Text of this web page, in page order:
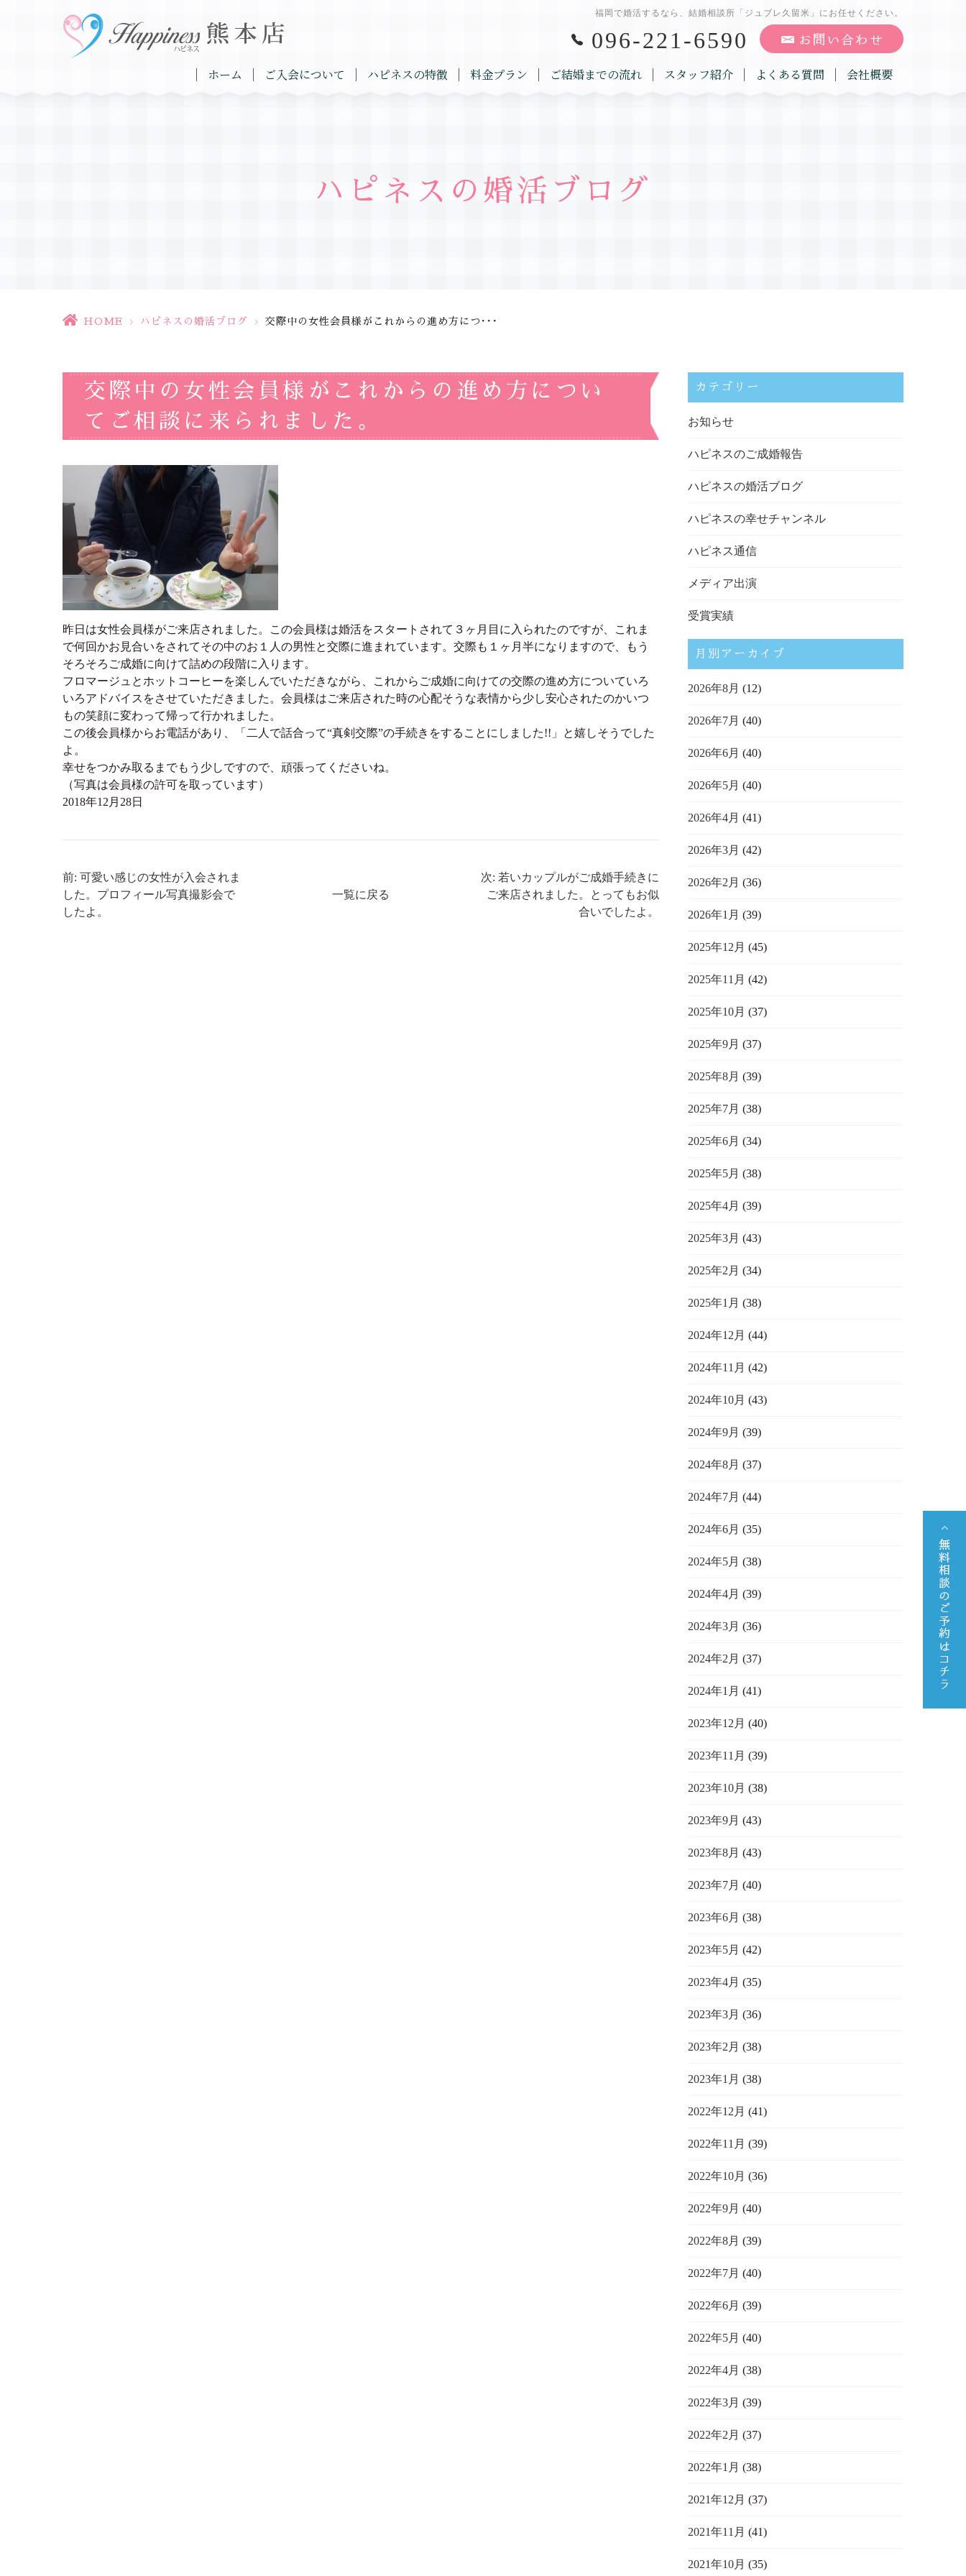
福岡で婚活するなら、結婚相談所「ジュブレ久留米」にお任せください。
096-221-6590
ホーム ご入会について ハピネスの特徴 料金プラン ご結婚までの流れ スタッフ紹介 よくある質問 会社概要
ハピネスの婚活ブログ
HOME > ハピネスの婚活ブログ > 交際中の女性会員様がこれからの進め方につ･･･
交際中の女性会員様がこれからの進め方につい
てご相談に来られました。
昨日は女性会員様がご来店されました。この会員様は婚活をスタートされて３ヶ月目に入られたのですが、これま
で何回かお見合いをされてその中のお１人の男性と交際に進まれています。交際も１ヶ月半になりますので、もう
そろそろご成婚に向けて詰めの段階に入ります。
フロマージュとホットコーヒーを楽しんでいただきながら、これからご成婚に向けての交際の進め方についていろ
いろアドバイスをさせていただきました。会員様はご来店された時の心配そうな表情から少し安心されたのかいつ
もの笑顔に変わって帰って行かれました。
この後会員様からお電話があり、「二人で話合って“真剣交際”の手続きをすることにしました!!」と嬉しそうでした
よ。
幸せをつかみ取るまでもう少しですので、頑張ってくださいね。
（写真は会員様の許可を取っています）
2018年12月28日
前: 可愛い感じの女性が入会されま
した。プロフィール写真撮影会で
したよ。
一覧に戻る
次: 若いカップルがご成婚手続きに
ご来店されました。とってもお似
合いでしたよ。
カテゴリー
お知らせ
ハピネスのご成婚報告
ハピネスの婚活ブログ
ハピネスの幸せチャンネル
ハピネス通信
メディア出演
受賞実績
月別アーカイブ
2026年8月 (12)
2026年7月 (40)
2026年6月 (40)
2026年5月 (40)
2026年4月 (41)
2026年3月 (42)
2026年2月 (36)
2026年1月 (39)
2025年12月 (45)
2025年11月 (42)
2025年10月 (37)
2025年9月 (37)
2025年8月 (39)
2025年7月 (38)
2025年6月 (34)
2025年5月 (38)
2025年4月 (39)
2025年3月 (43)
2025年2月 (34)
2025年1月 (38)
2024年12月 (44)
2024年11月 (42)
2024年10月 (43)
2024年9月 (39)
2024年8月 (37)
2024年7月 (44)
2024年6月 (35)
2024年5月 (38)
2024年4月 (39)
2024年3月 (36)
2024年2月 (37)
2024年1月 (41)
2023年12月 (40)
2023年11月 (39)
2023年10月 (38)
2023年9月 (43)
2023年8月 (43)
2023年7月 (40)
2023年6月 (38)
2023年5月 (42)
2023年4月 (35)
2023年3月 (36)
2023年2月 (38)
2023年1月 (38)
2022年12月 (41)
2022年11月 (39)
2022年10月 (36)
2022年9月 (40)
2022年8月 (39)
2022年7月 (40)
2022年6月 (39)
2022年5月 (40)
2022年4月 (38)
2022年3月 (39)
2022年2月 (37)
2022年1月 (38)
2021年12月 (37)
2021年11月 (41)
2021年10月 (35)